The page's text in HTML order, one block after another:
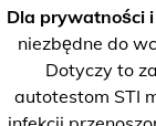
Dla prywatności
niezbędne do
Dotyczy to
autotestom STI